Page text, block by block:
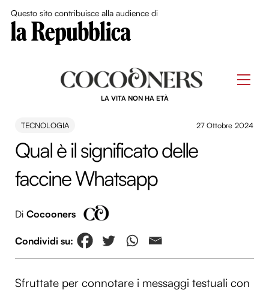
Questo sito contribuisce alla audience di
LA VITA NON HA ETÀ
TECNOLOGIA 27 Ottobre 2024
Qual è il significato delle
faccine Whatsapp
Di Cocooners
Sfruttate per connotare i messaggi testuali con